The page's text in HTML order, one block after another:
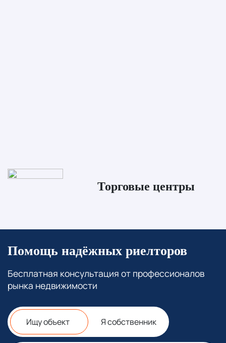
Торговые центры
Помощь надёжных риелторов
Бесплатная консультация от профессионалов
рынка недвижимости
Ищу объект Я собственник